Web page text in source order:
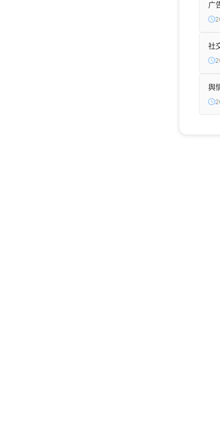
广
社
舆